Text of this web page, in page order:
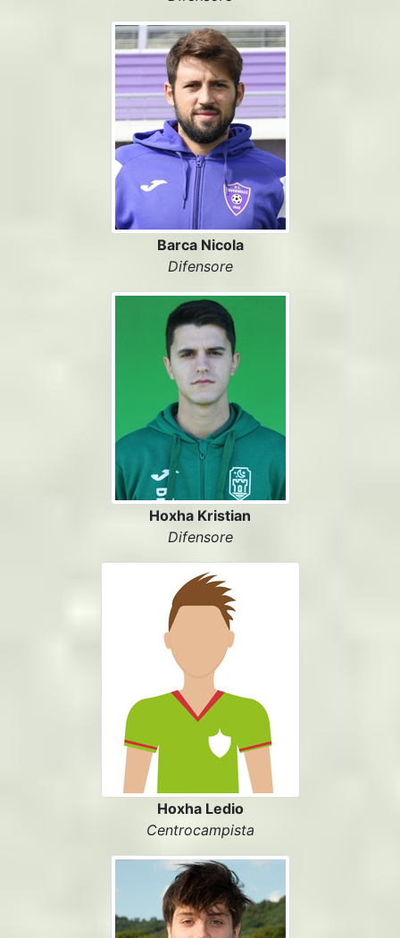
Barca Nicola
Difensore
Hoxha Kristian
Difensore
Hoxha Ledio
Centrocampista